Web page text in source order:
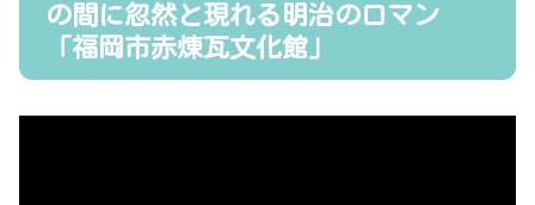
の間に忽然と現れる明治のロマン
「福岡市赤煉瓦文化館」